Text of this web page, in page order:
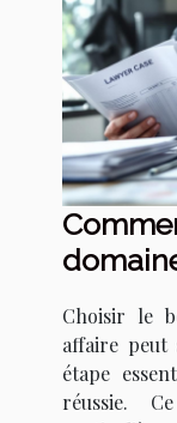
Choisir le
affaire peut
étape
réussie.